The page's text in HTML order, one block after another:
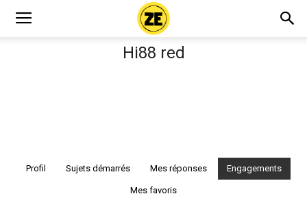
Hi88 red
Profil Sujets démarrés Mes réponses Engagements
Mes favoris